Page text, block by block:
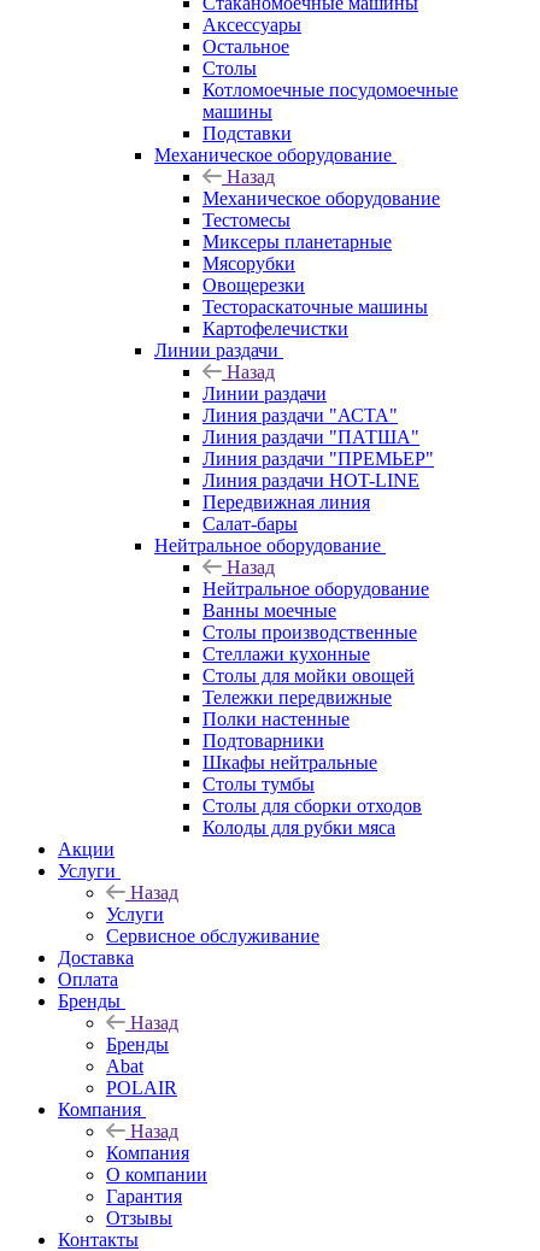
Аксессуары
Остальное
Столы
Котломоечные посудомоечные
машины
Подставки
Механическое оборудование
Назад
Механическое оборудование
Тестомесы
Миксеры планетарные
Мясорубки
Овощерезки
Тестораскаточные машины
Картофелечистки
Линии раздачи
Назад
Линии раздачи
Линия раздачи "АСТА"
Линия раздачи "ПАТША"
Линия раздачи "ПРЕМЬЕР"
Линия раздачи HOT-LINE
Передвижная линия
Салат-бары
Нейтральное оборудование
Назад
Нейтральное оборудование
Ванны моечные
Столы производственные
Стеллажи кухонные
Столы для мойки овощей
Тележки передвижные
Полки настенные
Подтоварники
Шкафы нейтральные
Столы тумбы
Столы для сборки отходов
Колоды для рубки мяса
Акции
Услуги
Назад
Услуги
Сервисное обслуживание
Доставка
Оплата
Бренды
Назад
Бренды
Abat
POLAIR
Компания
Назад
Компания
О компании
Гарантия
Отзывы
Контакты